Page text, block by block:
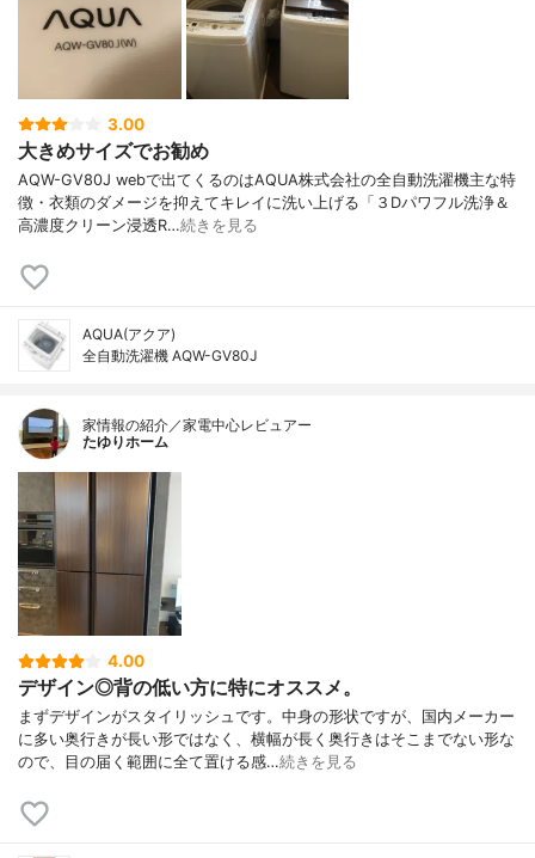
3.00
大きめサイズでお勧め
AQW-GV80J webで出てくるのはAQUA株式会社の全自動洗濯機主な特
徴・衣類のダメージを抑えてキレイに洗い上げる「３Dパワフル洗浄＆
高濃度クリーン浸透R…続きを見る
AQUA(アクア)
全自動洗濯機 AQW-GV80J
家情報の紹介／家電中心レビュアー
たゆりホーム
4.00
デザイン◎背の低い方に特にオススメ。
まずデザインがスタイリッシュです。中身の形状ですが、国内メーカー
に多い奥行きが長い形ではなく、横幅が長く奥行きはそこまでない形な
ので、目の届く範囲に全て置ける感…続きを見る